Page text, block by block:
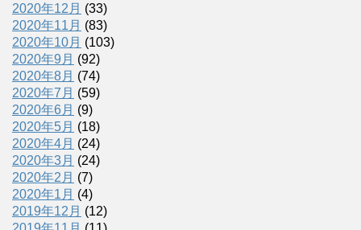
2020年12月 (33)
2020年11月 (83)
2020年10月 (103)
2020年9月 (92)
2020年8月 (74)
2020年7月 (59)
2020年6月 (9)
2020年5月 (18)
2020年4月 (24)
2020年3月 (24)
2020年2月 (7)
2020年1月 (4)
2019年12月 (12)